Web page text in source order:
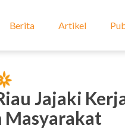
Berita Artikel
Jajaki
Masyarakat